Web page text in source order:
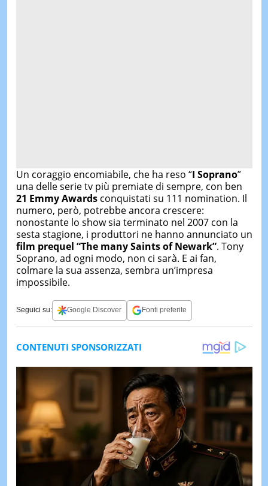
Un coraggio encomiabile, che ha reso “I Soprano”
una delle serie tv più premiate di sempre, con ben
21 Emmy Awardsconquistati su 111 nomination. Il
numero, però, potrebbe ancora crescere:
nonostante lo show sia terminato nel 2007 con la
sesta stagione, i produttori ne hanno annunciato un
film prequel “The many Saints of Newark”. Tony
Soprano, ad ogni modo, non ci sarà. E ai fan,
colmare la sua assenza, sembra un’impresa
impossibile.
Seguici su: Google Discover Fonti preferite